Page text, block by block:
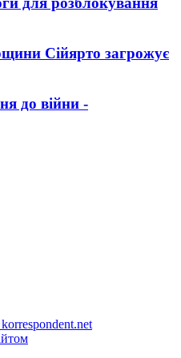
Сійярто загрожує
до війни -